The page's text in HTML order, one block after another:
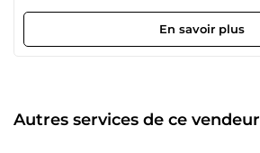
En savoir plus
Autres services de ce vendeur